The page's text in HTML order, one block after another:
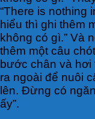
“There is nothing
hiểu thì ghi thêm
không có gì.” Và
thêm một câu
bước chân và hơi
ra ngoài để nuôi
lên. Đừng có
ấy”.